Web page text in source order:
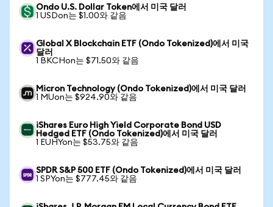
Ondo U.S. Dollar Token에서 미국 달러
1 USDon는 $1.00와 같음
Global X Blockchain ETF (Ondo Tokenized)에서 미국
달러
1 BKCHon는 $71.50와 같음
Micron Technology (Ondo Tokenized)에서 미국 달러
1 MUon는 $924.90와 같음
iShares Euro High Yield Corporate Bond USD
Hedged ETF (Ondo Tokenized)에서 미국 달러
1 EUHYon는 $53.75와 같음
SPDR S&P 500 ETF (Ondo Tokenized)에서 미국 달러
1 SPYon는 $777.45와 같음